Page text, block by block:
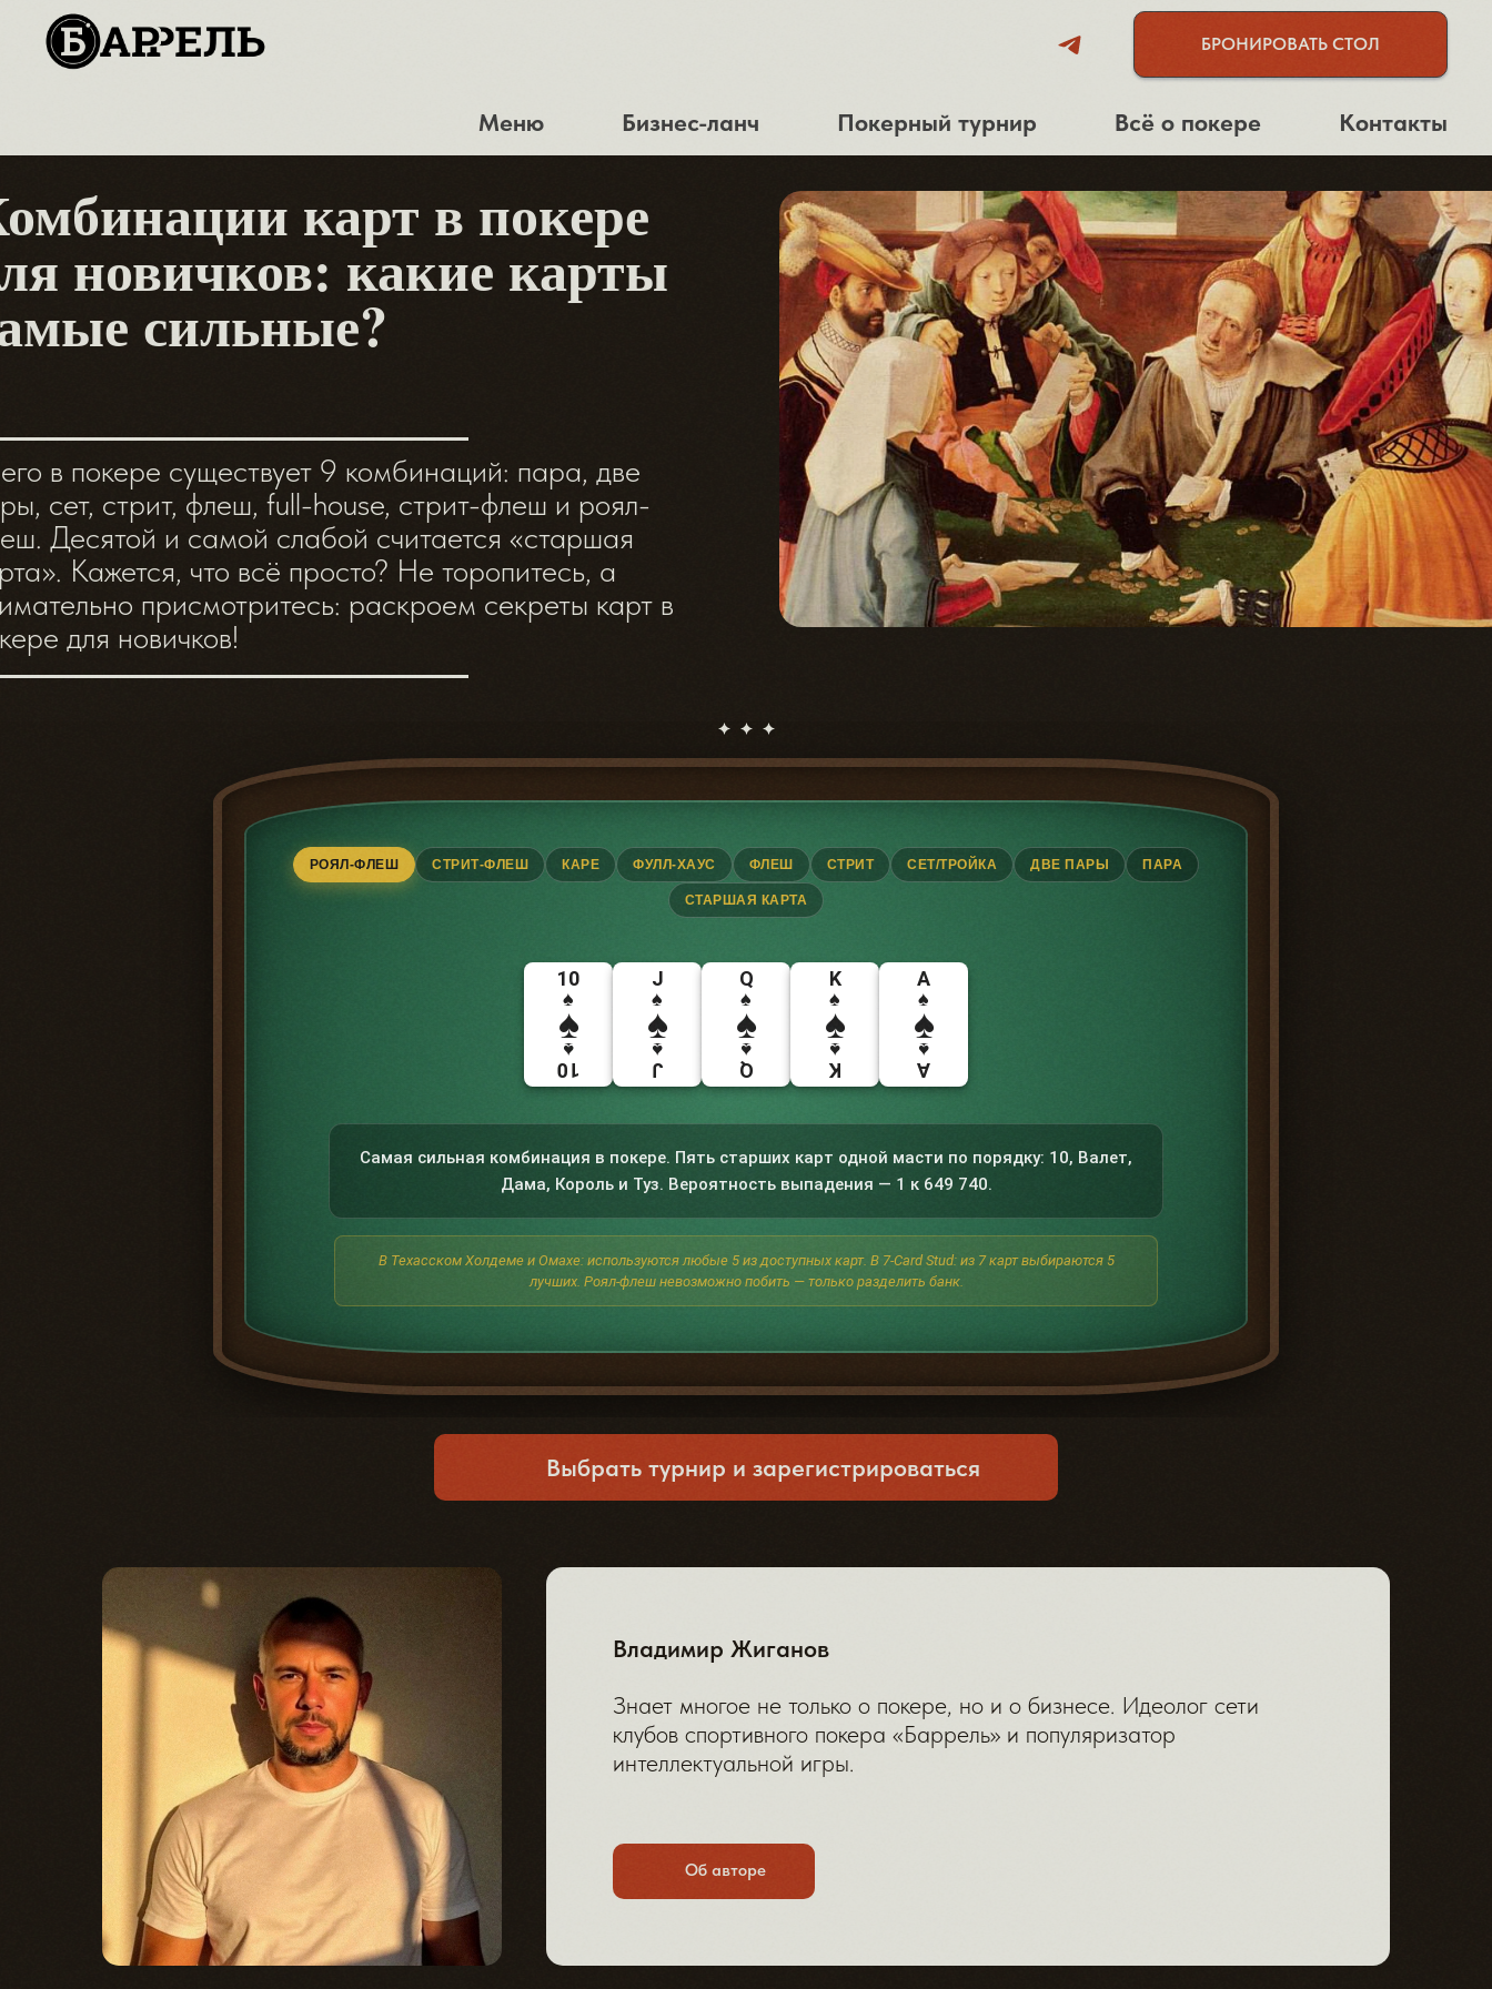
БРОНИРОВАТЬ СТОЛ
Меню Бизнес-ланч Покерный турнир Всё о покере Контакты
карт в покере
новичков: какие карты
сильные?
в покере существует 9 комбинаций: пара, две
сет, стрит, флеш, full-house, стрит-флеш и роял-
Десятой и самой слабой считается «‎старшая
Кажется, что всё просто? Не торопитесь, а
присмотритесь: раскроем секреты карт в
для новичков!
РОЯЛ-ФЛЕШ СТРИТ-ФЛЕШ КАРЕ ФУЛЛ-ХАУС ФЛЕШ СТРИТ СЕТ/ТРОЙКА ДВЕ ПАРЫ ПАРА
СТАРШАЯ КАРТА
10
♠
♠
10
♠
J
♠
♠
J
♠
Q
♠
♠
Q
♠
K
♠
♠
K
♠
A
♠
♠
A
♠
Самая сильная комбинация в покере. Пять старших карт одной масти по порядку: 10, Валет,
Дама, Король и Туз. Вероятность выпадения — 1 к 649 740.
В Техасском Холдеме и Омахе: используются любые 5 из доступных карт. В 7-Card Stud: из 7 карт выбираются 5
лучших. Роял-флеш невозможно побить — только разделить банк.
Выбрать турнир и зарегистрироваться
Владимир Жиганов
Знает многое не только о покере, но и о бизнесе. Идеолог сети
клубов спортивного покера «Баррель» и популяризатор
интеллектуальной игры.
Об авторе